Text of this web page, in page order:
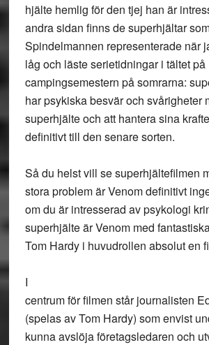
hjälte hemlig för den tjej han är
andra sidan finns de superhjältar
Spindelmannen representerade när
låg och läste serietidningar i tältet på
campingsemestern på somrarna:
har psykiska besvär och svårigheter
superhjälte och att hantera sina
definitivt till den senare sorten.
Så du helst vill se superhjältefilmen
stora problem är Venom definitivt
om du är intresserad av psykologi
superhjälte är Venom med
Tom Hardy i huvudrollen absolut en
I
centrum för filmen står journalisten
(spelas av Tom Hardy) som envist
kunna avslöja företagsledaren och